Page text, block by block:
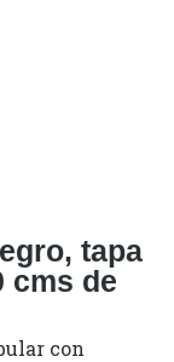
tapa
cms de
con